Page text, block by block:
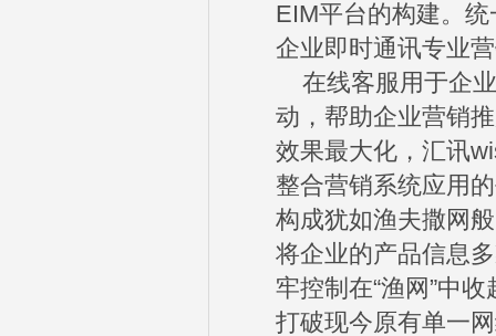
EIM平台的构建。
企业即时通讯专业
在线客服用于企
动，帮助企业营销
效果最大化，汇讯
整合营销系统应用
构成犹如渔夫撒网
将企业的产品信息
牢控制在“渔网”中
打破现今原有单一